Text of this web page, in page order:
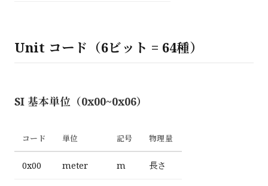
Unit コード（6ビット = 64種）
SI 基本単位（0x00~0x06）
コード 単位 記号 物理量
0x00 meter m 長さ